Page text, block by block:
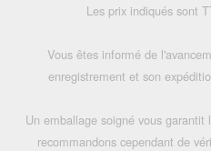
Les prix indiqués sont
Vous êtes informé de
enregistrement et son
Un emballage soigné vous
recommandons cependant de